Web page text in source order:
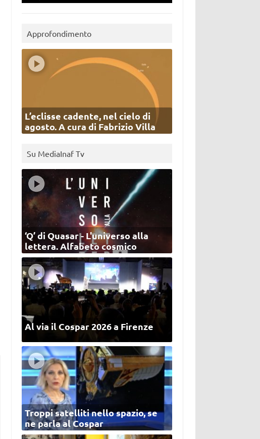
Approfondimento
L’eclisse cadente, nel cielo di
agosto. A cura di Fabrizio Villa
Su MediaInaf Tv
‘Q’ di Quasar - L'universo alla
lettera. Alfabeto cosmico
Al via il Cospar 2026 a Firenze
Troppi satelliti nello spazio, se
ne parla al Cospar